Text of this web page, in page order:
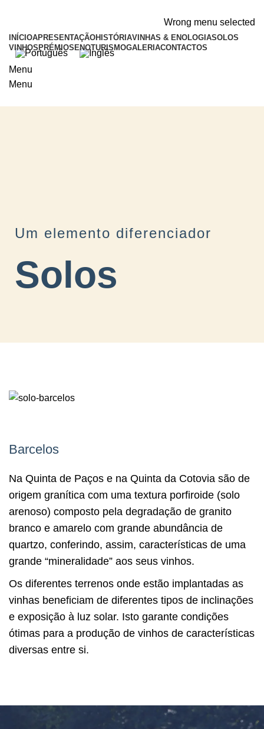
Wrong menu selected
Menu
Menu
Um elemento diferenciador
Solos
Barcelos
Na Quinta de Paços e na Quinta da Cotovia são de
origem granítica com uma textura porfiroide (solo
arenoso) composto pela degradação de granito
branco e amarelo com grande abundância de
quartzo, conferindo, assim, características de uma
grande “mineralidade” aos seus vinhos.
Os diferentes terrenos onde estão implantadas as
vinhas beneficiam de diferentes tipos de inclinações
e exposição à luz solar. Isto garante condições
ótimas para a produção de vinhos de características
diversas entre si.
INÍCIOAPRESENTAÇÃOHISTÓRIAVINHAS & ENOLOGIASOLOS
VINHOS PRÉMIOS ENOTURISMOGALERIACONTACTOS